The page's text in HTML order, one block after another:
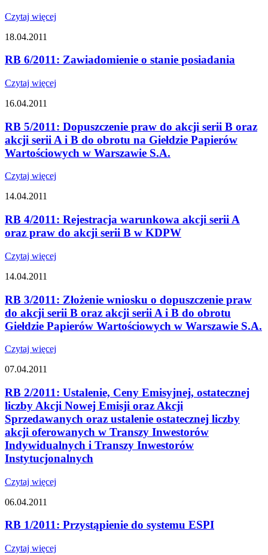
Czytaj więcej
18.04.2011
RB 6/2011: Zawiadomienie o stanie posiadania
Czytaj więcej
16.04.2011
RB 5/2011: Dopuszczenie praw do akcji serii B oraz
akcji serii A i B do obrotu na Giełdzie Papierów
Wartościowych w Warszawie S.A.
Czytaj więcej
14.04.2011
RB 4/2011: Rejestracja warunkowa akcji serii A
oraz praw do akcji serii B w KDPW
Czytaj więcej
14.04.2011
RB 3/2011: Złożenie wniosku o dopuszczenie praw
do akcji serii B oraz akcji serii A i B do obrotu
Giełdzie Papierów Wartościowych w Warszawie S.A.
Czytaj więcej
07.04.2011
RB 2/2011: Ustalenie, Ceny Emisyjnej, ostatecznej
liczby Akcji Nowej Emisji oraz Akcji
Sprzedawanych oraz ustalenie ostatecznej liczby
akcji oferowanych w Transzy Inwestorów
Indywidualnych i Transzy Inwestorów
Instytucjonalnych
Czytaj więcej
06.04.2011
RB 1/2011: Przystąpienie do systemu ESPI
Czytaj więcej